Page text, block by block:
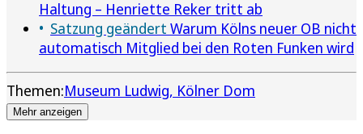
Haltung – Henriette Reker tritt ab
Satzung geändert Warum Kölns neuer OB nicht
automatisch Mitglied bei den Roten Funken wird
Themen:Museum Ludwig Kölner Dom
Mehr anzeigen